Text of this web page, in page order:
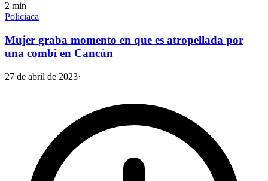
2 min
Policiaca
Mujer graba momento en que es atropellada por
una combi en Cancún
27 de abril de 2023·